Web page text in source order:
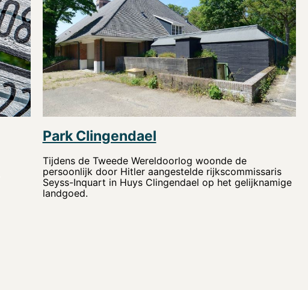
Park Clingendael
Tijdens de Tweede Wereldoorlog woonde de
persoonlijk door Hitler aangestelde rijkscommissaris
Seyss-Inquart in Huys Clingendael op het gelijknamige
landgoed.